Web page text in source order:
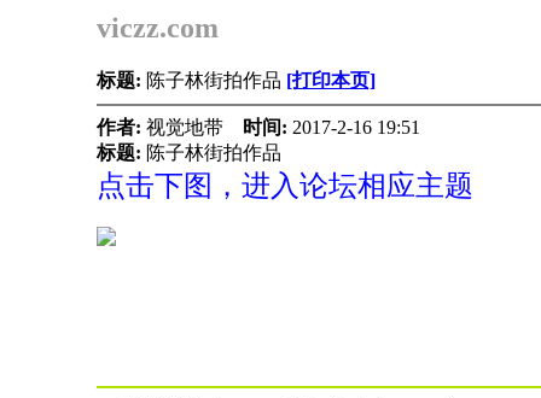
viczz.com
标题: 陈子林街拍作品 [打印本页]
作者: 视觉地带 时间: 2017-2-16 19:51
标题: 陈子林街拍作品
点击下图，进入论坛相应主题